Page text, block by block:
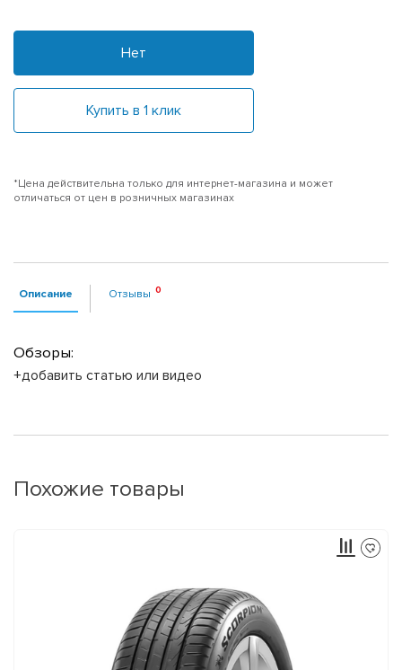
Нет
Купить в 1 клик
*Цена действительна только для интернет-магазина и может
отличаться от цен в розничных магазинах
Описание Отзывы
Обзоры:
+добавить статью или видео
Похожие товары